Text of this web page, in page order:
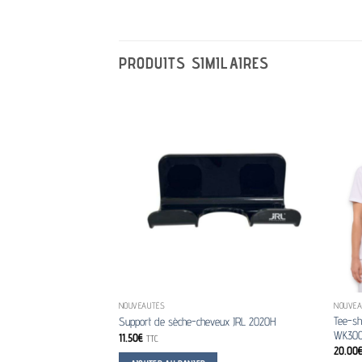
PRODUITS SIMILAIRES
NOUVEAUTÉS
Support de sèche-cheveux JRL 2020H
11.50€ TTC
Tee-
20.00€